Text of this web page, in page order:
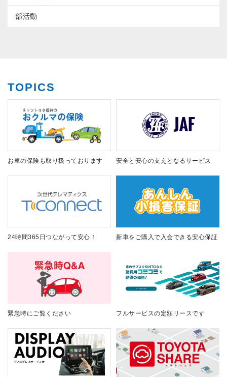
部活動
TOPICS
お車の保険も取り扱っております 安全と安心の支えとなるサービス
24時間365日つながって安心！ 新車をご購入で入会できる安心保証
緊急時にご覧ください フルサービスの定額リースです